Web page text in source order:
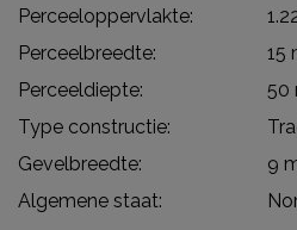
Perceeloppervlakte:
Perceelbreedte:
15
Perceeldiepte:
50
Type constructie:
Gevelbreedte:
9
Algemene staat: